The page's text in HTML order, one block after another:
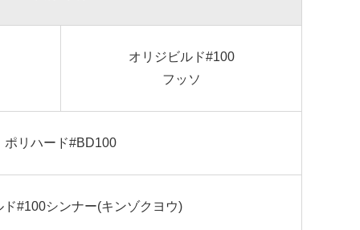
オリジビルド#100
フッソ
ポリハード#BD100
ド#100シンナー(キンゾクヨウ)